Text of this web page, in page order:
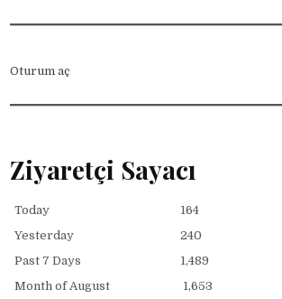
Oturum aç
Ziyaretçi Sayacı
Today
164
Yesterday
240
Past 7 Days
1,489
Month of August
1,653